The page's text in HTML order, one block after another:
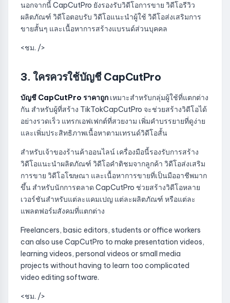
นอกจากนี้ CapCutPro ยังรองรับวิดีโอการขาย วิดีโอรีวิว
ผลิตภัณฑ์ วิดีโอตอบรับ วิดีโอแนะนำผู้ใช้ วิดีโอส่งเสริมการ
ขายสั้นๆ และเนื้อหาการสร้างแบรนด์ส่วนบุคคล
<ชม. />
3. ใครควรใช้บัญชี CapCutPro
บัญชี CapCutPro ราคาถูก เหมาะสำหรับกลุ่มผู้ใช้ที่แตกต่าง
กัน สำหรับผู้ที่สร้าง TikTokCapCutPro จะช่วยสร้างวิดีโอได้
อย่างรวดเร็ว แทรกเอฟเฟกต์ที่สวยงาม เพิ่มคำบรรยายที่ดูง่าย
และเพิ่มประสิทธิภาพเนื้อหาตามเทรนด์วิดีโอสั้น
สำหรับเจ้าของร้านค้าออนไลน์ เครื่องมือนี้รองรับการสร้าง
วิดีโอแนะนำผลิตภัณฑ์ วิดีโอคำติชมจากลูกค้า วิดีโอส่งเสริม
การขาย วิดีโอโฆษณา และเนื้อหาการขายที่เป็นมืออาชีพมาก
ขึ้น สำหรับนักการตลาด CapCutPro ช่วยสร้างวิดีโอหลาย
เวอร์ชันสำหรับแต่ละแคมเปญ แต่ละผลิตภัณฑ์ หรือแต่ละ
แพลตฟอร์มสังคมที่แตกต่าง
Freelancers, basic editors, students or office workers
can also use CapCutPro to make presentation videos,
learning videos, personal videos or small media
projects without having to learn too complicated
video editing software.
<ชม. />